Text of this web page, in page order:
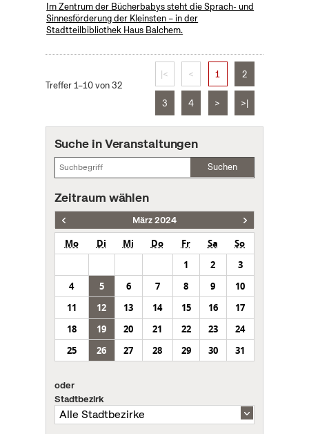
Im Zentrum der Bücherbabys steht die Sprach- und
Sinnesförderung der Kleinsten – in der
Stadtteilbibliothek Haus Balchem.
Treffer 1–10 von 32
|< < 1 2
3 4 > >|
Suche in Veranstaltungen
Suchen
Zeitraum wählen
März 2024
Mo Di Mi Do Fr Sa
So
1
2
3
4
5 6 7 8 9
10
11
12 13 14 15 16
17
18
19 20 21 22 23
24
25
26 27 28 29 30 31
oder
Stadtbezirk